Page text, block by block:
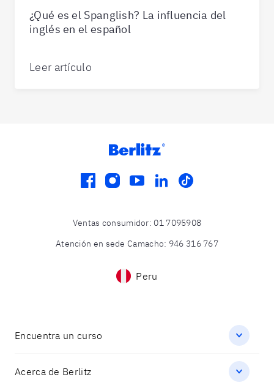
¿Qué es el Spanglish? La influencia del
inglés en el español
Leer artículo
facebook
instagram
youtube
linkedin
tiktok
Ventas consumidor: 01 7095908
Atención en sede Camacho: 946 316 767
Peru
Encuentra un curso
Acerca de Berlitz